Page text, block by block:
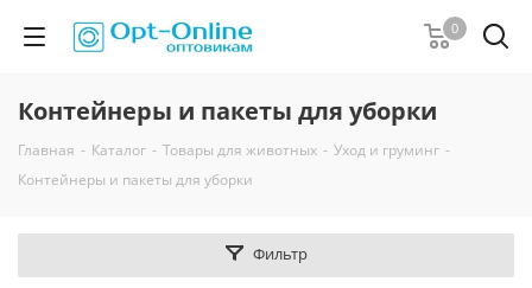
0
Контейнеры и пакеты для уборки
Главная - Каталог - Товары для животных - Уход и груминг -
Контейнеры и пакеты для уборки
Фильтр